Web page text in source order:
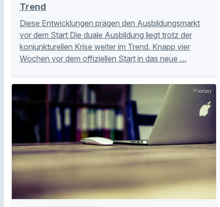
Trend
Diese Entwicklungen prägen den Ausbildungsmarkt
vor dem Start Die duale Ausbildung liegt trotz der
konjunkturellen Krise weiter im Trend. Knapp vier
Wochen vor dem offiziellen Start in das neue …
Pixabay